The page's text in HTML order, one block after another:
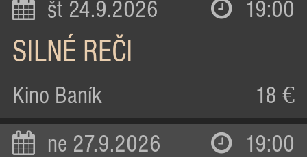
št 24.9.2026 19:00
SILNÉ REČI
Kino Baník 18 €
ne 27.9.2026 19:00